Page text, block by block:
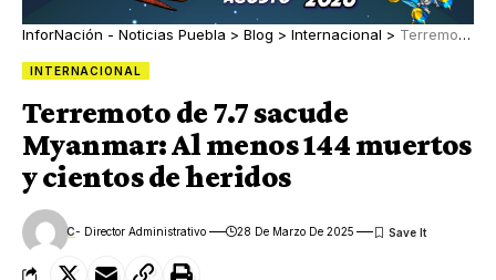
InforNación - Noticias Puebla > Blog > Internacional > Terremoto de 7.7 sacude Myanmar: Al menos 144 muertos y cientos de heridos
INTERNACIONAL
Terremoto de 7.7 sacude
Myanmar: Al menos 144 muertos
y cientos de heridos
C- Director Administrativo 28 De Marzo De 2025